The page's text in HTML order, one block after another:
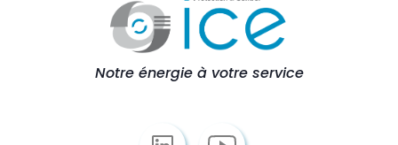
Notre énergie à votre service